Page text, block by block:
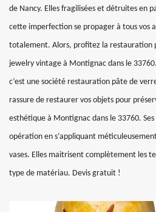
de Nancy. Elles fragilisées et détruites en
cette imperfection se propager à tous vos
totalement. Alors, profitez la restauration
jewelry vintage à Montignac dans le
c’est une société restauration pâte de
rassure de restaurer vos objets pour
esthétique à Montignac dans le 33760.
opération en s’appliquant
vases. Elles maitrisent complètement les
type de matériau. Devis gratuit !